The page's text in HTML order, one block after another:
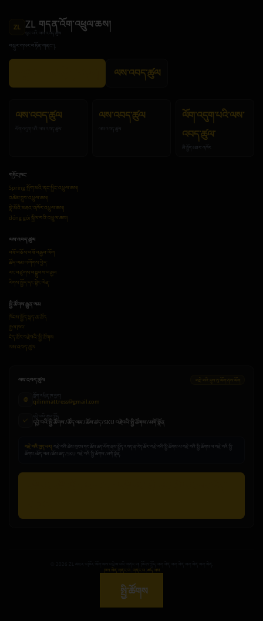
ZL ZL གདན་འོག་འཕྲུལ་ཆས།
ལུང་པའི་ལས་འབད་ཚུལ
བསྐུར་གསར་བཏོན་གནང་།.
ལས་འབད་ཚུལ
ལས་འབད་ཚུལ
ལོག་འདུག་པའི་ལས་འབད་ཚུལ་
ལས་འབད་ཚུལ
ལས་འབད་ཚུལ
ལོག་འདུག་པའི་ལས་
འབད་ཚུལ་
མི་སྤྱོད་མཐར་འཁོར
གཏོང་ཁང་
Spring སྤོག་མའི་ནང་སྤྲིང་འཕྲུལ་ཆས།
འཚེམ་དྲུབ་འཕྲུལ་ཆས།
སྣེ་མོའི་མཐའ་འཁོར་འཕྲུལ་ཆས།
đóng gói སྒྲིལ་བའི་འཕྲུལ་ཆས།
ལས་འབད་ཚུལ
བཟོ་བཅོས་བཟོ་བརྒྱབ་ལོག
ཚོད་ལམ་འགོགས་བྱེད་
རང་བཙུགས་བསྒྲུབས་བརྒྱབ
རིགས་སྤྱོད་དང་སྟེང་ལེན་
སྤྱི་ཚོགས་རྒྱུན་ལམ
ཁོངས་སྤྱོད་སྐད་ཆ་ཚོད
རྒྱལ་ཁབ་
ངེད་ཚོར་བརྗེ་བའི་སྤྱི་ཚོགས
ལས་འབད་ཚུལ
ལས་འབད་ཚུལ བརྗེ་བའི་དུས་སུ་ལོག་ནས་ལོག
@
གློག་འཕྲིན་ཁ་བྱང་།
qilinmattress@gmail.com
✓
དབྱེ་བའི་རྒྱབ་སྤྱོད
དབྱེ་བའི་སྤྱི་ཚོགས་/ཚོད་ལམ་/ཆོས་ཚད་/SKU བརྗེ་བའི་སྤྱི་ཚོགས་/མགོ་སྣོན
བརྗེ་བའི་ཁྱད་པར། བརྗེ་བའི་ཚེས་གྲངས་དང་ཆོས་ཚད་ལོག་ནས་སྤྱོད་འབད་ན་ངེད་ཚོར་བརྗེ་བའི་སྤྱི་ཚོགས་ལ་བརྗེ་བའི་སྤྱི་ཚོགས་ལ་བརྗེ་བའི་སྤྱི་
ཚོགས་/ཚོད་ལམ་/ཆོས་ཚད་/SKU བརྗེ་བའི་སྤྱི་ཚོགས་/མགོ་སྣོན.
ZL མཐར་འཁོར་ལོག་ལས་འབྲེལ་བའི་གནང་བ། ཁོངས་སྤྱོད་ལག་ལེན་ལག་ལེན་ལག་ལེན་ལག་ལེན.
ཁས་ལེན་གནང་བ| གནང་བ| ཚད་ལམ
སྤྱི་ཚོགས